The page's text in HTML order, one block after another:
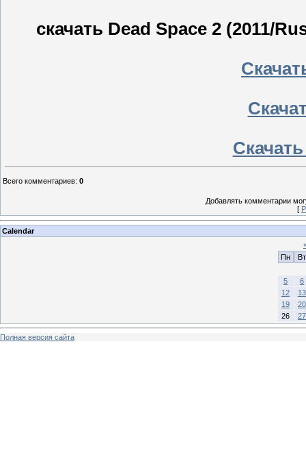
скачать Dead Space 2 (2011/
Всего комментариев: 0
Добавлять комментарии
[
Calendar
Пн
Вт
5
6
12
13
19
20
26
27
Полная версия сайта